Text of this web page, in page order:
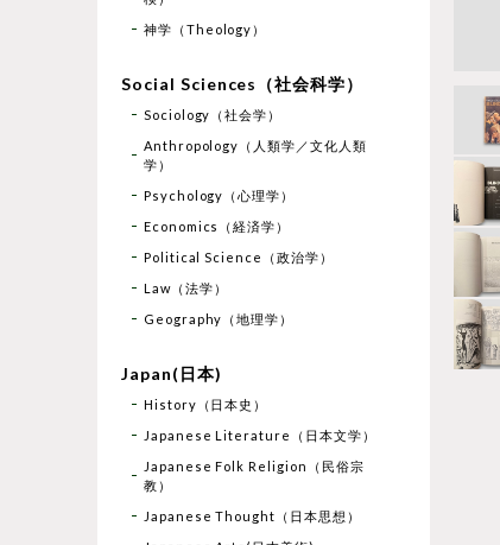
神学（Theology）
Social Sciences（社会科学）
Sociology（社会学）
Anthropology（人類学／文化人類
学）
Psychology（心理学）
Economics（経済学）
Political Science（政治学）
Law（法学）
Geography（地理学）
Japan(日本)
History（日本史）
Japanese Literature（日本文学）
Japanese Folk Religion（民俗宗
教）
Japanese Thought（日本思想）